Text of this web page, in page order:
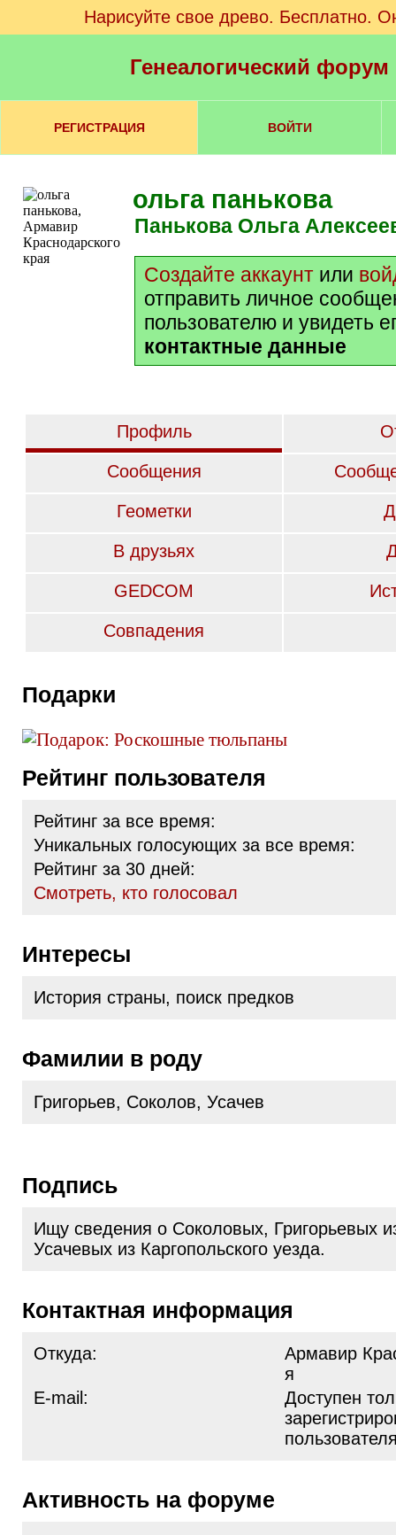
Нарисуйте свое древо. Бесплатно.
Генеалогический
РЕГИСТРАЦИЯ ВОЙТИ
ольга панькова
Панькова Ольга
Создайте аккаунт или
отправить личное
пользователю и увидеть
контактные данные
Профиль
Сообщения
Геометки
В друзьях
GEDCOM
Совпадения
Подарки
Рейтинг пользователя
Рейтинг за все время:
Уникальных голосующих за все время:
Рейтинг за 30 дней:
Cмотреть, кто голосовал
Интересы
История страны, поиск предков
Фамилии в роду
Григорьев, Соколов, Усачев
Подпись
Ищу сведения о Соколовых, Григорьевых
Усачевых из Каргопольского уезда.
Контактная информация
Откуда:
Армавир
я
E-mail:
Доступен
Активность на форуме